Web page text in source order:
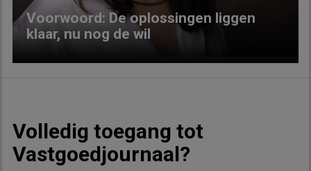
Voorwoord: De oplossingen liggen
klaar, nu nog de wil
Volledig toegang tot
Vastgoedjournaal?